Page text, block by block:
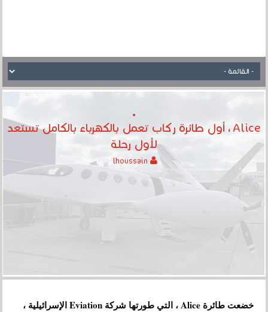
Alice ، أول طائرة ركاب تعمل بالكهرباء بالكامل تستعد
لأول رحلة
خضعت طائرة Alice ، التي طورتها شركة Eviation الإسرائيلية ،